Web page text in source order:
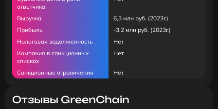
ответчика
Выручка
6,3 млн руб. (2023г.)
Прибыль
-3,2 млн руб. (2023г.)
Налоговая задолженность
Нет
Компания в санкционных
списках
Нет
Санкционные ограничения Нет
Отзывы GreenChain